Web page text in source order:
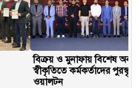
বিক্রয় ও মুনাফায় বিশেষ
স্বীকৃতিতে কর্মকর্তাদের
ওয়ালটন